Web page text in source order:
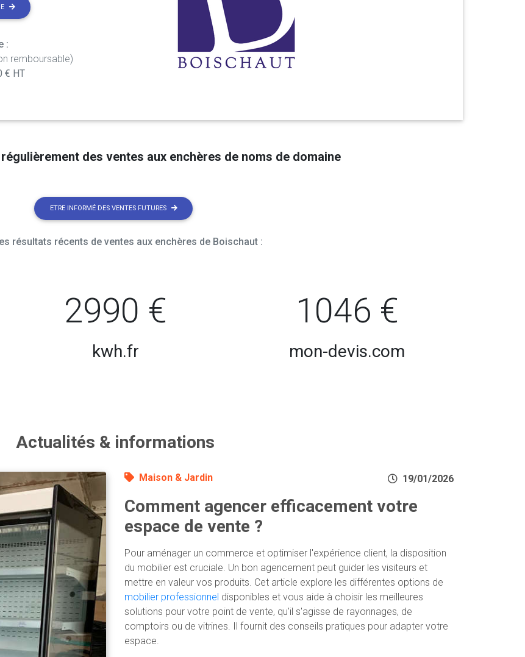
:
remboursable)
€ HT
des ventes aux enchères de noms de domaine
ETRE INFORMÉ DES VENTES FUTURES
résultats récents de ventes aux enchères de Boischaut :
2990 €
kwh.fr
1046 €
mon-devis.com
Actualités & informations
Maison & Jardin 19/01/2026
Comment agencer efficacement votre
espace de vente ?
Pour aménager un commerce et optimiser l'expérience client, la disposition
du mobilier est cruciale. Un bon agencement peut guider les visiteurs et
mettre en valeur vos produits. Cet article explore les différentes options de
mobilier professionnel disponibles et vous aide à choisir les meilleures
solutions pour votre point de vente, qu'il s'agisse de rayonnages, de
comptoirs ou de vitrines. Il fournit des conseils pratiques pour adapter votre
espace.